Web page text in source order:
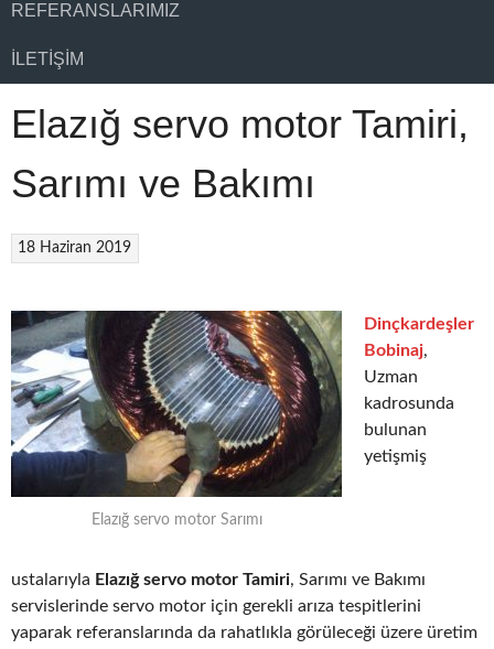
REFERANSLARIMIZ
İLETIŞIM
Elazığ servo motor Tamiri,
Sarımı ve Bakımı
18 Haziran 2019
Elazığ servo motor Sarımı
Dinçkardeşler
Bobinaj,
Uzman
kadrosunda
bulunan
yetişmiş
ustalarıyla Elazığ servo motor Tamiri, Sarımı ve Bakımı
servislerinde servo motor için gerekli arıza tespitlerini
yaparak referanslarında da rahatlıkla görüleceği üzere üretim